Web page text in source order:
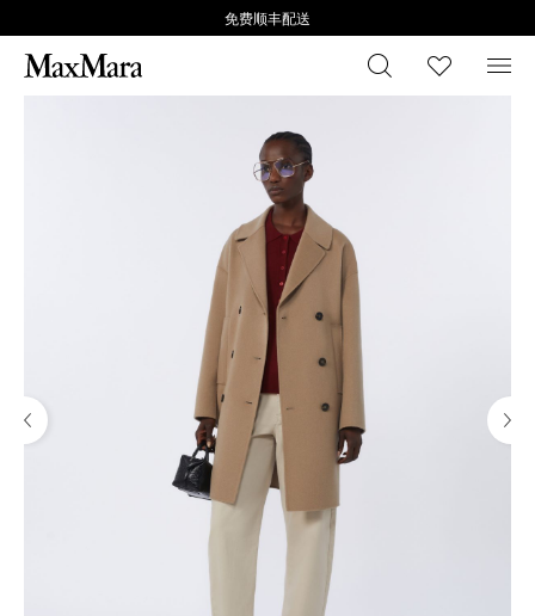
免费顺丰配送
搜索 心愿清
菜